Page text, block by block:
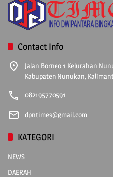
Contact Info
Jalan Borneo 1 Kelurahan
Kabupaten Nunukan,
082195770591
dpntimes@gmail.com
KATEGORI
NEWS
DAERAH